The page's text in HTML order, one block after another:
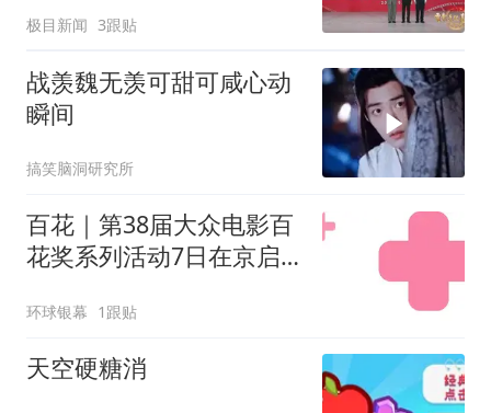
极目新闻 3跟贴
战羡魏无羡可甜可咸心动
瞬间
搞笑脑洞研究所
百花｜第38届大众电影百
花奖系列活动7日在京启
光影芬芳
环球银幕 1跟贴
天空硬糖消